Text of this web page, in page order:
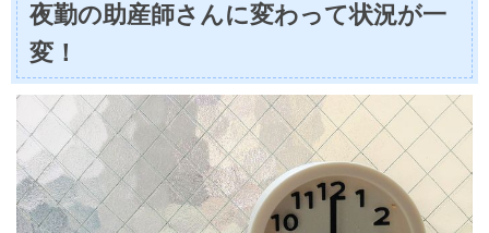
夜勤の助産師さんに変わって状況が一
変！